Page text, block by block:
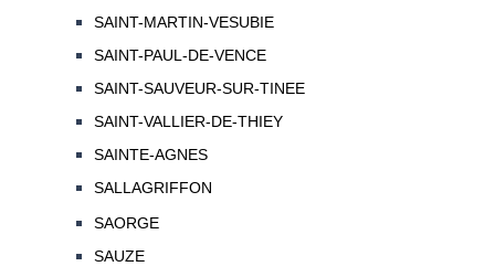
SAINT-MARTIN-VESUBIE
SAINT-PAUL-DE-VENCE
SAINT-SAUVEUR-SUR-TINEE
SAINT-VALLIER-DE-THIEY
SAINTE-AGNES
SALLAGRIFFON
SAORGE
SAUZE